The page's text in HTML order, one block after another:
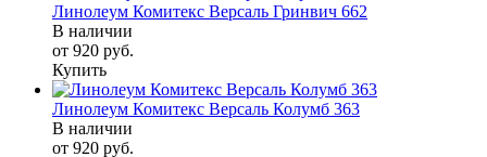
Линолеум Комитекс Версаль Гринвич 662
В наличии
от 920 руб.
Купить
Линолеум Комитекс Версаль Колумб 363
В наличии
от 920 руб.